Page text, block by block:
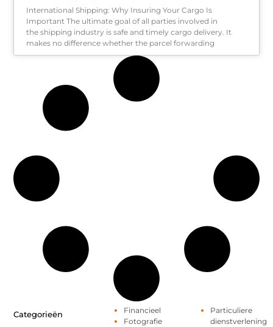
International Shipping: Why Insuring Your Cargo Is
Important The ultimate goal of all parties involved in
the shipping industry is safe and timely cargo delivery. It
makes no difference whether the parcel forwarding
Categorieën
Financieel
Fotografie
Particuliere
dienstverlening